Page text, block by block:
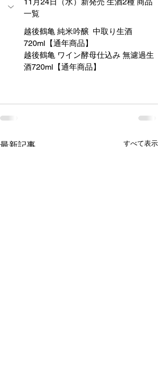
一覧
越後鶴亀 純米吟醸  中取り生酒
720ml【通年商品】
越後鶴亀 ワイン酵母仕込み 無濾過生
酒720ml【通年商品】
最新記事 すべて表示